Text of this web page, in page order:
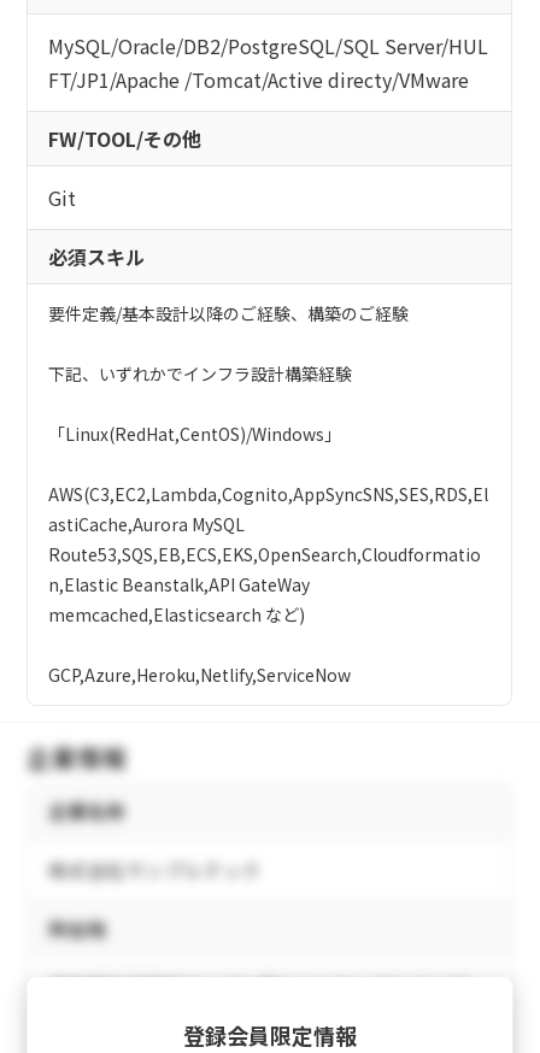
MySQL/Oracle/DB2/PostgreSQL/SQL Server/HUL
FT/JP1/Apache /Tomcat/Active directy/VMware
FW/TOOL/その他
Git
必須スキル
要件定義/基本設計以降のご経験、構築のご経験
下記、いずれかでインフラ設計構築経験
「Linux(RedHat,CentOS)/Windows」
AWS(C3,EC2,Lambda,Cognito,AppSyncSNS,SES,RDS,El
astiCache,Aurora MySQL
Route53,SQS,EB,ECS,EKS,OpenSearch,Cloudformatio
n,Elastic Beanstalk,API GateWay
memcached,Elasticsearch など)
GCP,Azure,Heroku,Netlify,ServiceNow
企業情報
企業名称
株式会社サンプルテック
所在地
登録会員限定情報